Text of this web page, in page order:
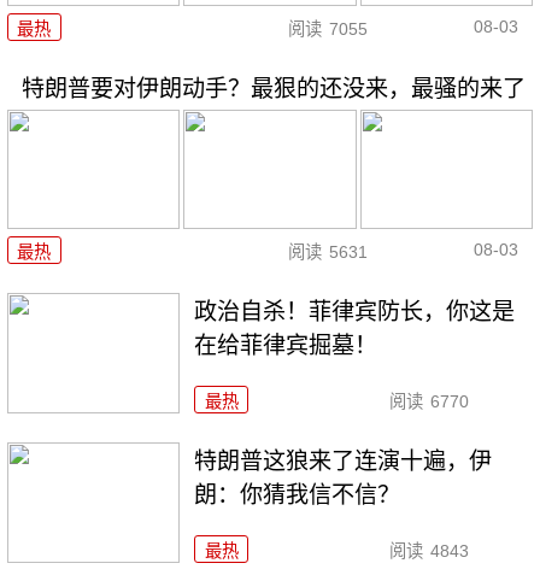
最热 阅读 7055 08-03
特朗普要对伊朗动手？最狠的还没来，最骚的来了
最热 阅读 5631 08-03
政治自杀！菲律宾防长，你这是
在给菲律宾掘墓！
最热 阅读 6770
特朗普这狼来了连演十遍，伊
朗：你猜我信不信？
最热 阅读 4843